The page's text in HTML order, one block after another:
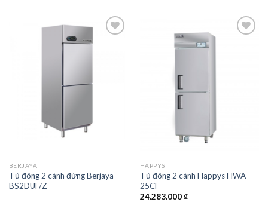
BERJAYA
Tủ đông 2 cánh đứng Berjaya
BS2DUF/Z
HAPPYS
Tủ đông 2 cánh Happys HWA-
25CF
24.283.000₫